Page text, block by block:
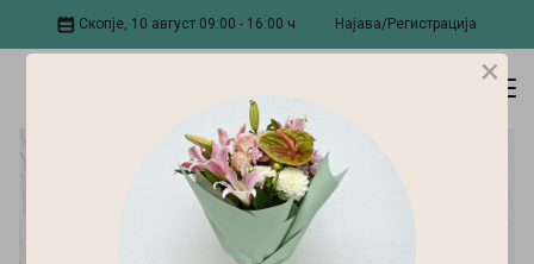
Скопје, 10 август 09:00 - 16:00 ч Најава/Регистрација
×